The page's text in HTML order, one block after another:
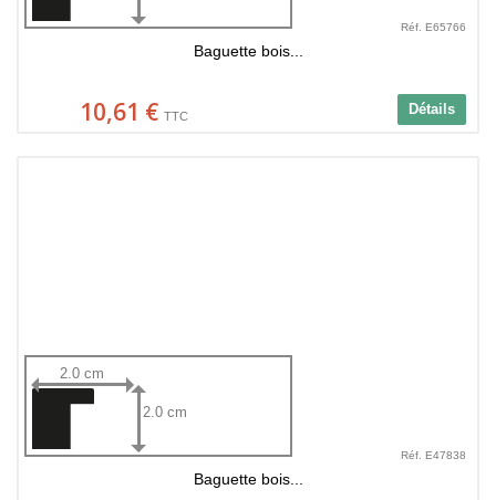
Réf. E65766
Baguette bois...
Détails
10,61 € TTC
2.0 cm
2.0 cm
Réf. E47838
Baguette bois...